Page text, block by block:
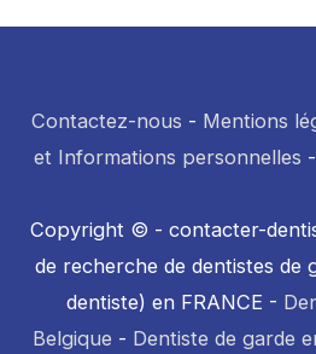
Contactez-nous - Mentions
et Informations personnelles -
Copyright © - contacter-
de recherche de dentistes de
dentiste) en FRANCE -
Belgique - Dentiste de garde